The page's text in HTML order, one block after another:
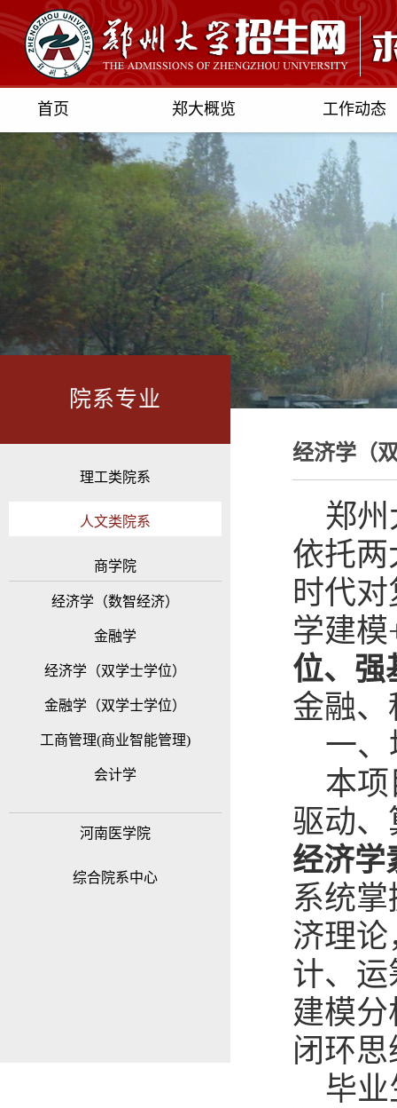
首页 郑大概览 工作动态
院系专业
理工类院系
人文类院系
商学院
经济学（数智经济）
金融学
经济学（双学士学位）
金融学（双学士学位）
工商管理(商业智能管理)
会计学
河南医学院
综合院系中心
经济学（
郑
依托
时代
学建
位、强
金融
一
本
驱动、
经济学
系统
济理
计、
建模
闭环思
毕